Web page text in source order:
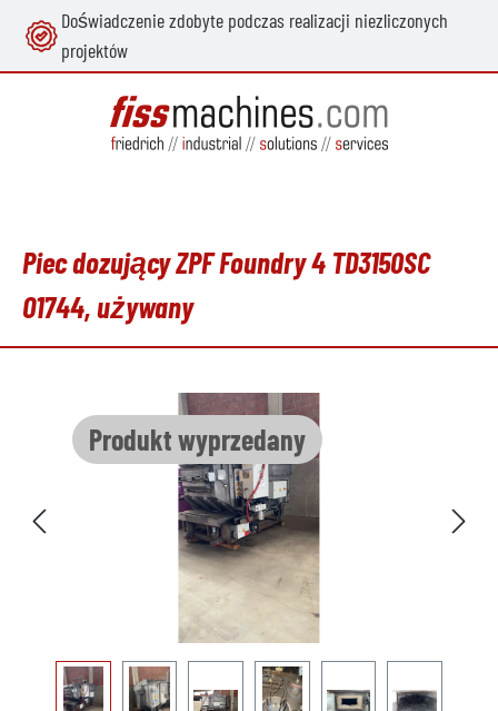
zawartości
Doświadczenie zdobyte podczas realizacji niezliczonych
projektów
Piec dozujący ZPF Foundry 4 TD3150SC
O1744, używany
Produkt wyprzedany